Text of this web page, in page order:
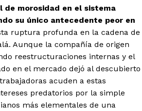
de morosidad en el sistema
su único antecedente peor en
ruptura profunda en la cadena de
Aunque la compañía de origen
reestructuraciones internas y el
en el mercado dejó al descubierto
acuden a estas
predatorios por la simple
más elementales de una